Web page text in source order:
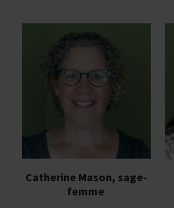
Catherine Mason, sage-
femme